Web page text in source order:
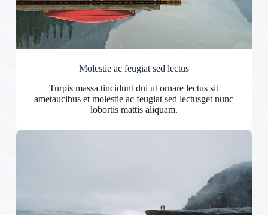
Molestie ac feugiat sed lectus
Turpis massa tincidunt dui ut ornare lectus sit
ametaucibus et molestie ac feugiat sed lectusget nunc
lobortis mattis aliquam.